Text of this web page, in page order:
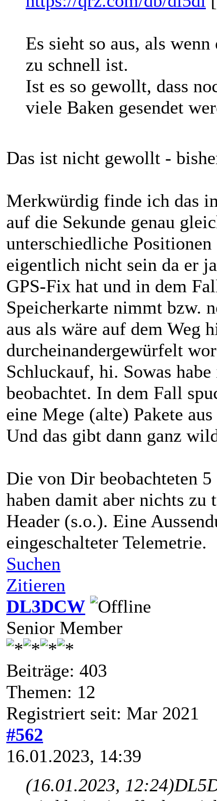
Es sieht so aus, als
zu schnell ist.
Ist es so gewollt, dass
viele Baken gesendet
Das ist nicht gewollt -
Merkwürdig finde ich das
auf die Sekunde genau
unterschiedliche
eigentlich nicht sein da er
GPS-Fix hat und in dem
Speicherkarte nimmt bzw.
aus als wäre auf dem Weg
durcheinandergewürfelt
Schluckauf, hi. Sowas
beobachtet. In dem Fall
eine Mege (alte) Pakete
Und das gibt dann ganz
Die von Dir beobachteten
haben damit aber nichts zu
Header (s.o.). Eine
eingeschalteter Telemetrie.
Suchen
Zitieren
DL3DCW
Senior Member
Beiträge: 403
Themen: 12
Registriert seit: Mar 2021
#562
16.01.2023, 14:39
(16.01.2023, 12:24)